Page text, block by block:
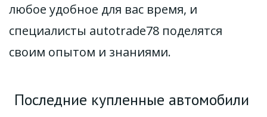
любое удобное для вас время, и
специалисты autotrade78 поделятся
своим опытом и знаниями.
Последние купленные автомобили